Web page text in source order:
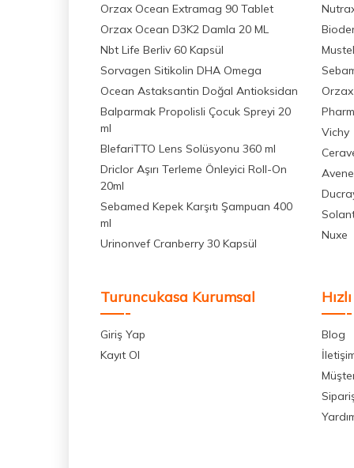
Nuxe Vücut Bakım Serisi(7)
Mustela Bebek Ürünleri Serisi(6)
La Roche Posay Cicaplast Ürünleri
Hediye Ürününü Seç (6)
Vichy Güneş Ürünleri (7)
Sebamed Vücut Bakım Ürünleri(7)
Vichy Mineral 89(7)
Avene Cleanance Ürünleri
Vichy Vücut Bakım
Erkek Saç Bakım Ürünleri
Sitikolin(8)
Bioderma Cicabio
Sebamed Şampuanları
Orzax Ocean Extramag 90 Tablet
Orzax Ocean D3K2 Damla 20 ML
Nbt Life Berliv 60 Kapsül
Sorvagen Sitikolin DHA Omega
Ocean Astaksantin Doğal Antioksidan
Balparmak Propolisli Çocuk Spreyi 20
ml
BlefariTTO Lens Solüsyonu 360 ml
Driclor Aşırı Terleme Önleyici Roll-On
20ml
Sebamed Kepek Karşıtı Şampuan 400
ml
Urinonvef Cranberry 30 Kapsül
Orzax
Vichy
Avene
Nuxe
Turuncukasa Kurumsal
Giriş Yap
Kayıt Ol
Blog